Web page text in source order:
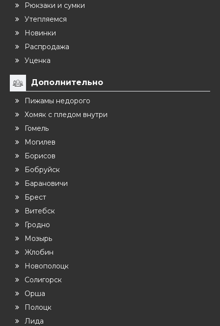
Рюкзаки и сумки
Утепляемся
Новинки
Распродажа
Уценка
Дополнительно
Пижамы недорого
Хомяк с пледом внутри
Гомель
Могилев
Борисов
Бобруйск
Барановичи
Брест
Витебск
Гродно
Мозырь
Жлобин
Новополоцк
Солигорск
Орша
Полоцк
Лида